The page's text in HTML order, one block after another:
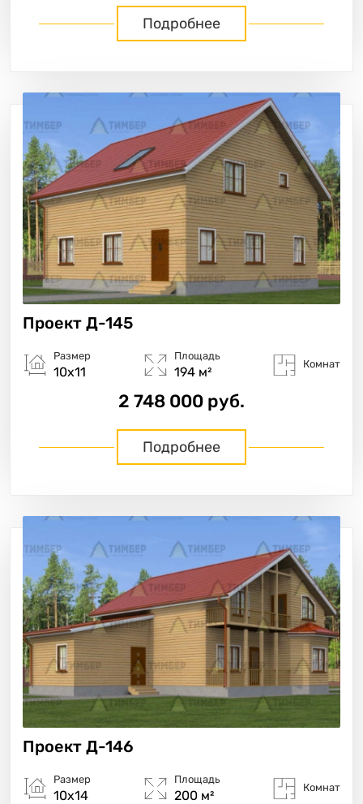
Подробнее
Проект Д-145
Размер
10х11
Площадь
194 м²
Комнат
2 748 000 руб.
Подробнее
Проект Д-146
Размер
10х14
Площадь
200 м²
Комнат